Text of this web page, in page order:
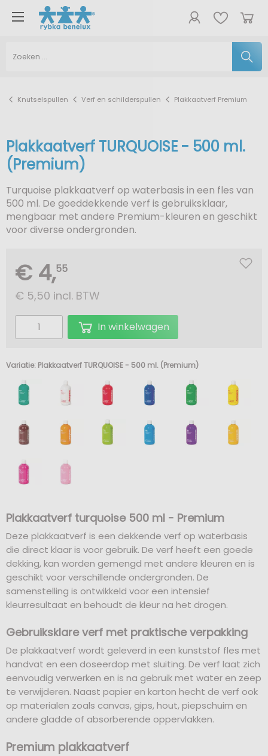
Knutselspullen Verf en schilderspullen Plakkaatverf Premium
Plakkaatverf TURQUOISE - 500 ml.
(Premium)
Turquoise plakkaatverf op waterbasis in een fles van
500 ml. De goeddekkende verf is gebruiksklaar,
mengbaar met andere Premium-kleuren en geschikt
voor diverse ondergronden.
€ 4,55
€ 5,50 incl. BTW
In winkelwagen
Variatie: Plakkaatverf TURQUOISE - 500 ml. (Premium)
Plakkaatverf turquoise 500 ml - Premium
Deze plakkaatverf is een dekkende verf op waterbasis
die direct klaar is voor gebruik. De verf heeft een goede
dekking, kan worden gemengd met andere kleuren en is
geschikt voor verschillende ondergronden. De
samenstelling is ontwikkeld voor een intensief
kleurresultaat en behoudt de kleur na het drogen.
Gebruiksklare verf met praktische verpakking
De plakkaatverf wordt geleverd in een kunststof fles met
handvat en een doseerdop met sluiting. De verf laat zich
eenvoudig verwerken en is na gebruik met water en zeep
te verwijderen. Naast papier en karton hecht de verf ook
op materialen zoals canvas, gips, hout, piepschuim en
andere gladde of absorberende oppervlakken.
Premium plakkaatverf